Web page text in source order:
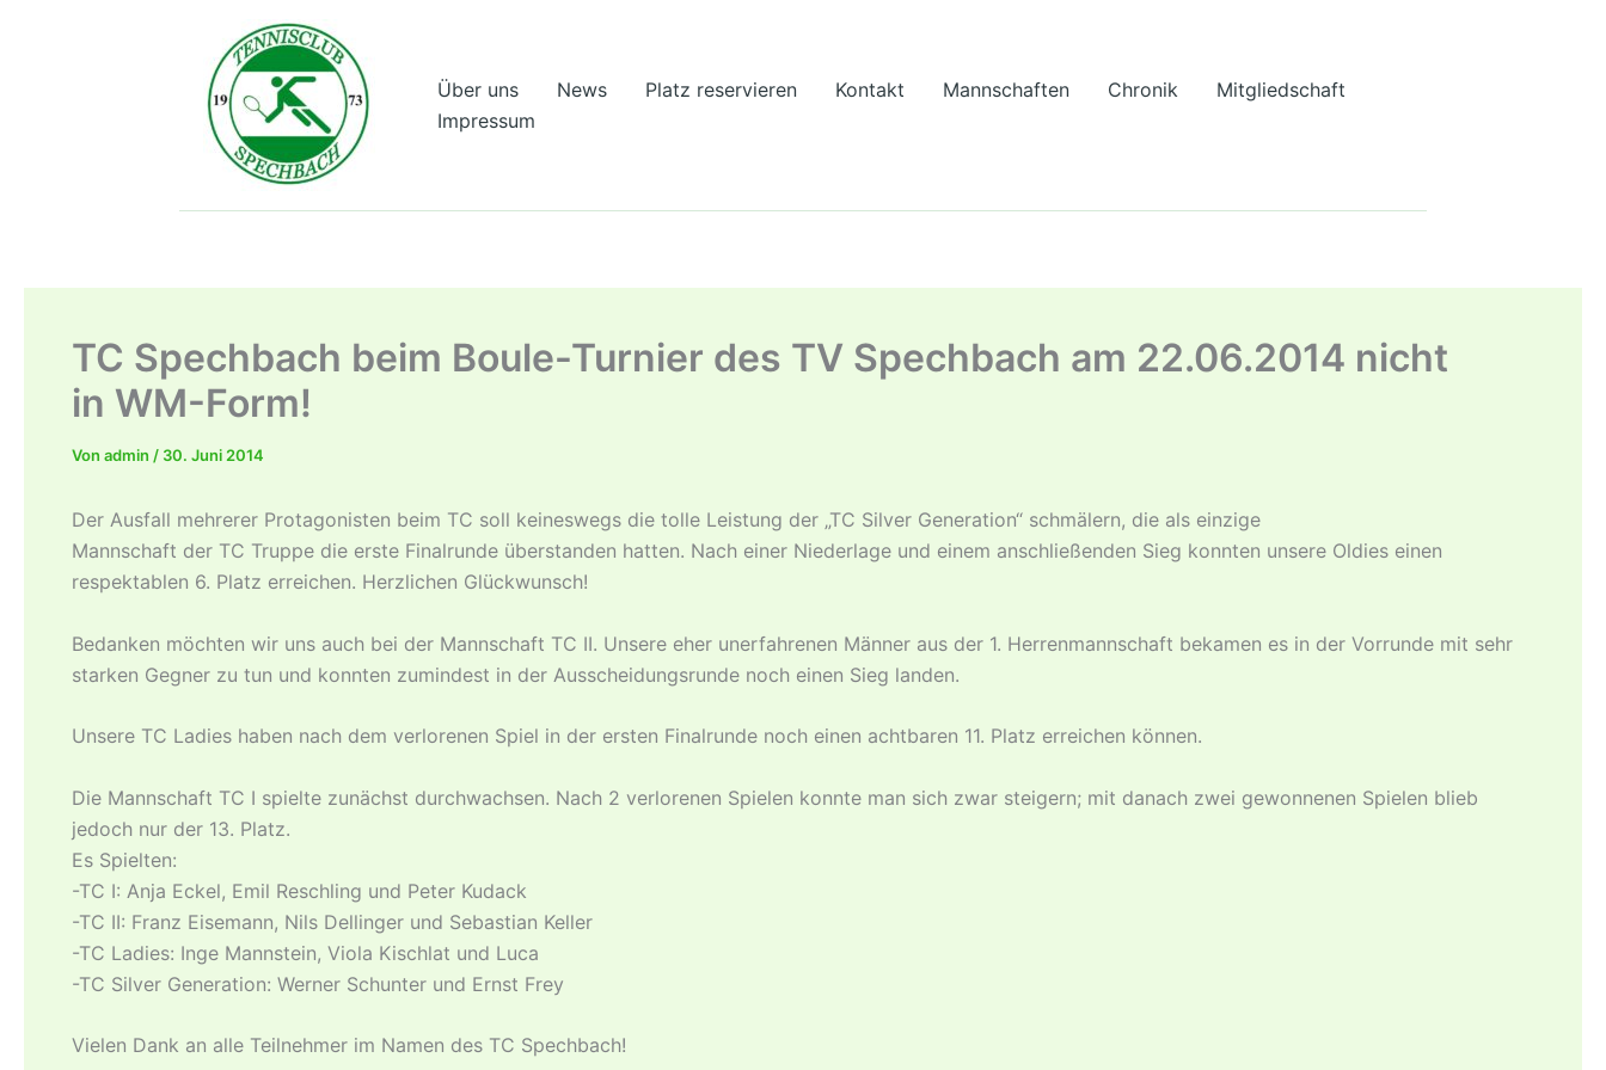
Über uns News Platz reservieren Kontakt Mannschaften Chronik
Mitgliedschaft
Impressum
TC Spechbach beim Boule-Turnier des TV Spechbach am 22.06.2014 nicht
in WM-Form!
Von admin / 30. Juni 2014
Der Ausfall mehrerer Protagonisten beim TC soll keineswegs die tolle Leistung der „TC Silver Generation“ schmälern, die als einzige
Mannschaft der TC Truppe die erste Finalrunde überstanden hatten. Nach einer Niederlage und einem anschließenden Sieg konnten unsere Oldies einen
respektablen 6. Platz erreichen. Herzlichen Glückwunsch!
Bedanken möchten wir uns auch bei der Mannschaft TC II. Unsere eher unerfahrenen Männer aus der 1. Herrenmannschaft bekamen es in der Vorrunde mit sehr
starken Gegner zu tun und konnten zumindest in der Ausscheidungsrunde noch einen Sieg landen.
Unsere TC Ladies haben nach dem verlorenen Spiel in der ersten Finalrunde noch einen achtbaren 11. Platz erreichen können.
Die Mannschaft TC I spielte zunächst durchwachsen. Nach 2 verlorenen Spielen konnte man sich zwar steigern; mit danach zwei gewonnenen Spielen blieb
jedoch nur der 13. Platz.
Es Spielten:
-TC I: Anja Eckel, Emil Reschling und Peter Kudack
-TC II: Franz Eisemann, Nils Dellinger und Sebastian Keller
-TC Ladies: Inge Mannstein, Viola Kischlat und Luca
-TC Silver Generation: Werner Schunter und Ernst Frey
Vielen Dank an alle Teilnehmer im Namen des TC Spechbach!